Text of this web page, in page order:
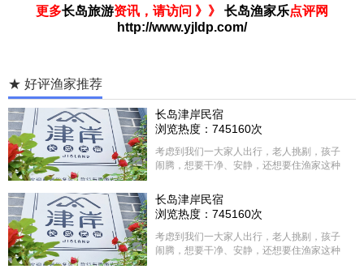
更多长岛旅游资讯，请访问 》》 长岛渔家乐点评网
http://www.yjldp.com/
★ 好评渔家推荐
长岛津岸民宿
浏览热度：745160次
考虑到我们一大家人出行，老人挑剔，孩子
闹腾，想要干净、安静，还想要住渔家这种
选择津岸民宿，实际体验客房很干净，饭菜
方面家里老人也很满意，整体饭菜给搭配的
很好，每顿饭也不重样的，海鲜确实是非常
的新鲜呢，另外值得一提的是，他家的海菜
包子非常好吃。 其实长岛可选的酒店、民宿
长岛津岸民宿
浏览热度：745160次
考虑到我们一大家人出行，老人挑剔，孩子
闹腾，想要干净、安静，还想要住渔家这种